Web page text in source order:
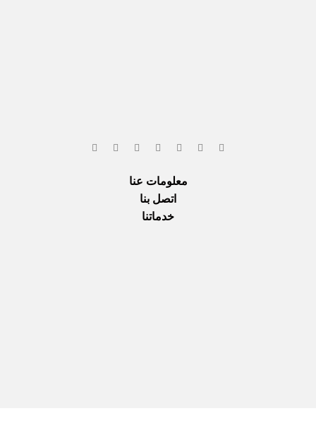
معلومات عنا
اتصل بنا
خدماتنا